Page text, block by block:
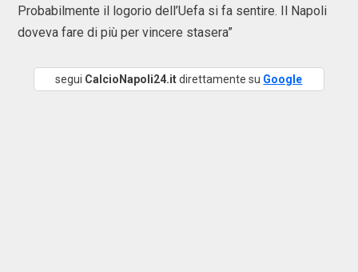
Probabilmente il logorio dell’Uefa si fa sentire. Il Napoli
doveva fare di più per vincere stasera”
segui CalcioNapoli24.itdirettamente su Google